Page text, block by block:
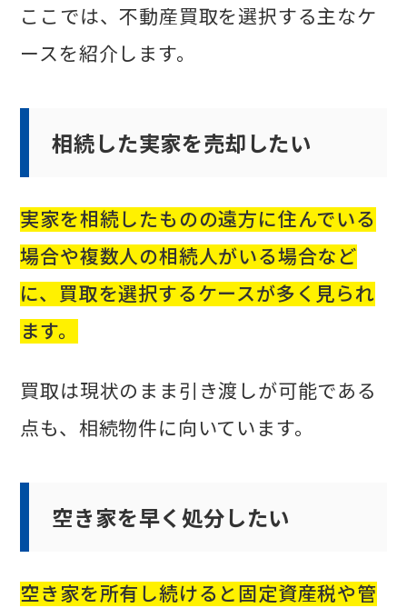
ここでは、不動産買取を選択する主なケ
ースを紹介します。
相続した実家を売却したい
実家を相続したものの遠方に住んでいる
場合や複数人の相続人がいる場合など
に、買取を選択するケースが多く見られ
ます。
買取は現状のまま引き渡しが可能である
点も、相続物件に向いています。
空き家を早く処分したい
空き家を所有し続けると固定資産税や管